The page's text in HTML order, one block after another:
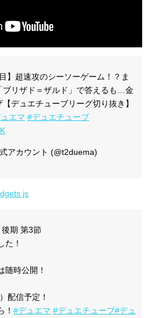
】超速攻のシーソーゲーム！？ま
ブリザド＝ザルド」で答えるも…金
デュエチューブリーグ切り抜き】
エマ #デュエチューブ
アカウント (@t2duema)
期 第3節
た！
随時公開！
配信予定！
！ #デュエマ #デュエチューブ#デュ